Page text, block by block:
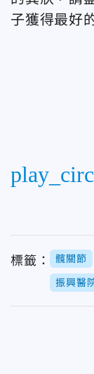
子獲得最好
標籤： 髖關節
振興醫